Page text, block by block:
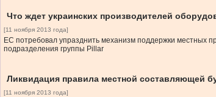
Что ждет украинских производителей
[11 ноября 2013 года]
ЕС потребовал упразднить механизм поддержки местных
подразделения группы Pillar
Ликвидация правила местной составляющей
[11 ноября 2013 года]